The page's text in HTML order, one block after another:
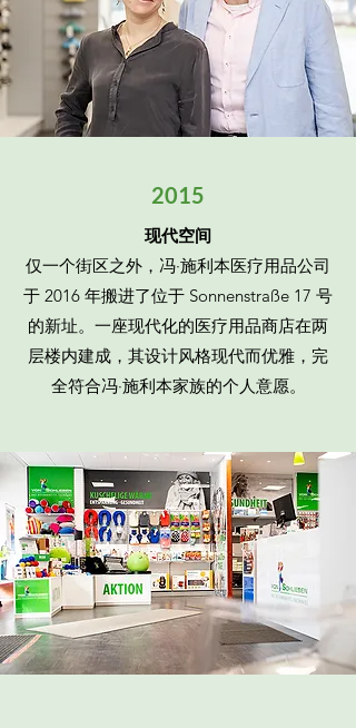
2015
现代空间
仅一个街区之外，冯·施利本医疗用品公司
于 2016 年搬进了位于 Sonnenstraße 17 号
的新址。一座现代化的医疗用品商店在两
层楼内建成，其设计风格现代而优雅，完
全符合冯·施利本家族的个人意愿。